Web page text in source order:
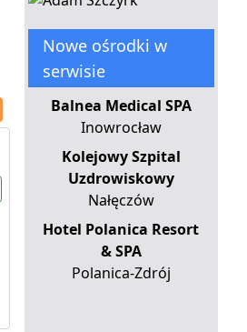
Nowe ośrodki w
serwisie
Balnea Medical SPA
Inowrocław
Kolejowy Szpital
Uzdrowiskowy
Nałęczów
Hotel Polanica Resort
& SPA
Polanica-Zdrój